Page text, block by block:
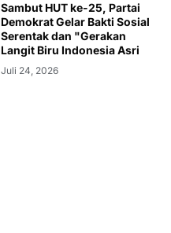
Sambut HUT ke-25, Partai
Demokrat Gelar Bakti Sosial
Serentak dan "Gerakan
Langit Biru Indonesia Asri
Juli 24, 2026